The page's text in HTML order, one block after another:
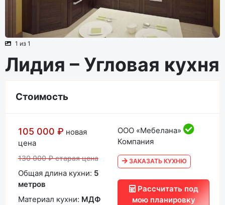
1 из 1
Лидия – Угловая кухня
Стоимость
105 000 ₽ новая
цена
130 000 ₽ старая цена
Общая длина кухни: 5
метров
Материал кухни: МДФ
ООО «Мебелана»
Компания
ЗАКАЗАТЬ КУХНЮ
Рассчитать под
мою планировку